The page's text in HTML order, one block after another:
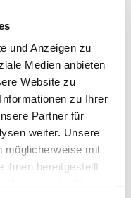
und Anzeigen zu
Medien anbieten
Website zu
zu Ihrer
Partner für
weiter. Unsere
möglicherweise mit
ihnen bereitgestellt